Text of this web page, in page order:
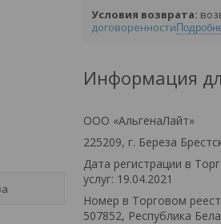
договоренности
Информация
ООО «АльгенаЛайт»
225209, г. Береза
Дата регистрации в
услуг: 19.04.2021
Номер в Торговом
507852, Республика